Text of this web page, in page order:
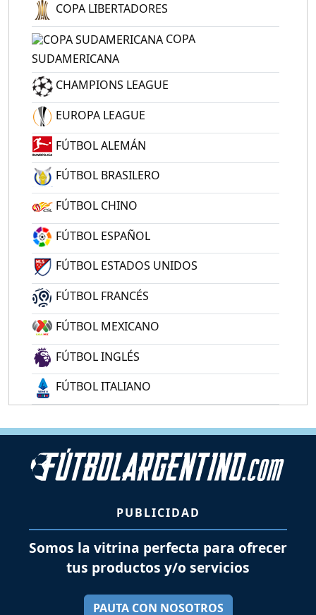
COPA LIBERTADORES
COPA
SUDAMERICANA
CHAMPIONS LEAGUE
EUROPA LEAGUE
FÚTBOL ALEMÁN
FÚTBOL BRASILERO
FÚTBOL CHINO
FÚTBOL ESPAÑOL
FÚTBOL ESTADOS UNIDOS
FÚTBOL FRANCÉS
FÚTBOL MEXICANO
FÚTBOL INGLÉS
FÚTBOL ITALIANO
PUBLICIDAD
Somos la vitrina perfecta para ofrecer
tus productos y/o servicios
PAUTA CON NOSOTROS